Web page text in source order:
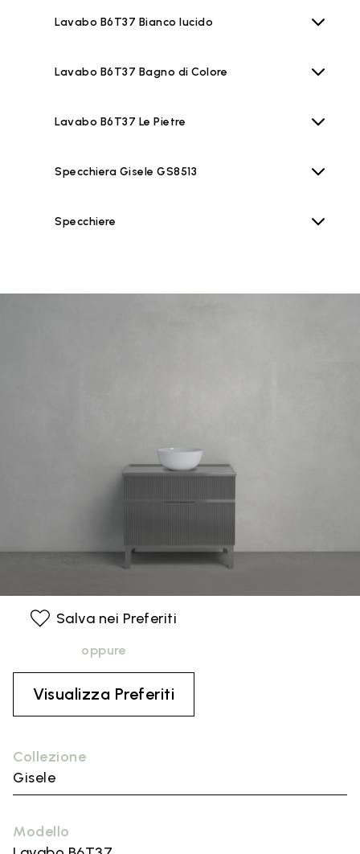
Lavabo B6T37 Bianco lucido
Lavabo B6T37 Bagno di Colore
Lavabo B6T37 Le Pietre
Specchiera Gisele GS8513
Specchiere
Collezione
Gisele
Modello
Salva nei Preferiti
oppure
Visualizza Preferiti